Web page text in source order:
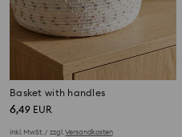
Basket with handles
6,49 EUR
inkl. MwSt. / zzgl.Versandkosten